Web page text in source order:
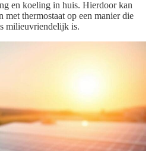
en koeling in huis. Hierdoor kan
met thermostaat op een manier die
milieuvriendelijk is.